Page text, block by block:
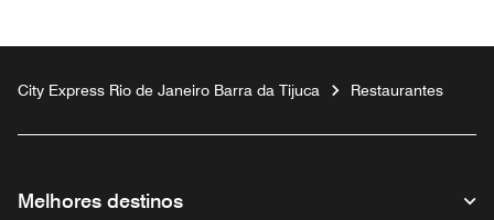
City Express Rio de Janeiro Barra da Tijuca Restaurantes
Melhores destinos